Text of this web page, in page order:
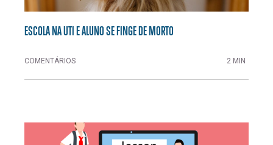
ESCOLA NA UTI E ALUNO SE FINGE DE MORTO
COMENTÁRIOS 2 MIN